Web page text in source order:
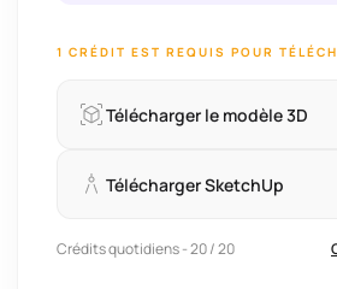
1 CRÉDIT EST REQUIS POUR
Télécharger le modèle 3D
Télécharger SketchUp
Crédits quotidiens - 20 / 20